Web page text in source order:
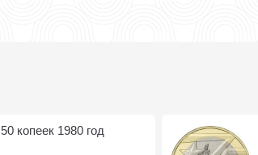
50 копеек 1980 год